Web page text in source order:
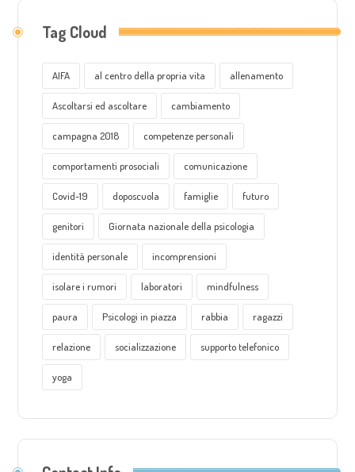
Tag Cloud
AIFA al centro della propria vita allenamento
Ascoltarsi ed ascoltare cambiamento
campagna 2018 competenze personali
comportamenti prosociali comunicazione
Covid-19 doposcuola famiglie futuro
genitori Giornata nazionale della psicologia
identità personale incomprensioni
isolare i rumori laboratori mindfulness
paura Psicologi in piazza rabbia ragazzi
relazione socializzazione supporto telefonico
yoga